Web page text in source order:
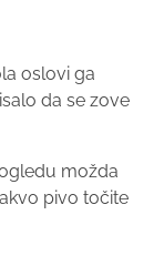
oslovi ga
da se zove
možda
pivo točite